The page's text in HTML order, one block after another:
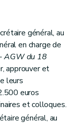
général, au
en charge de
AGW du 18
approuver et
leurs
euros
et colloques.
général, au